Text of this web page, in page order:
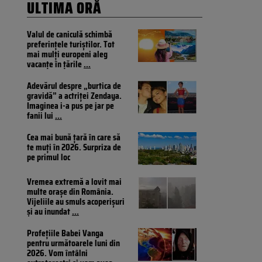
ULTIMA ORĂ
Valul de caniculă schimbă
preferințele turiștilor. Tot
mai mulți europeni aleg
vacanțe în țările...
Adevărul despre „burtica de
gravidă” a actriței Zendaya.
Imaginea i-a pus pe jar pe
fanii lui...
Cea mai bună țară în care să
te muți în 2026. Surpriza de
pe primul loc
Vremea extremă a lovit mai
multe orașe din România.
Vijeliile au smuls acoperișuri
și au inundat...
Profețiile Babei Vanga
pentru următoarele luni din
2026. Vom întâlni